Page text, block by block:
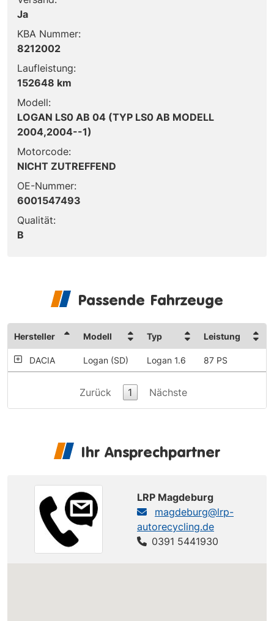
Ja
KBA Nummer:
8212002
Laufleistung:
152648 km
Modell:
LOGAN LS0 AB 04 (TYP LS0 AB MODELL
2004,2004--1)
Motorcode:
NICHT ZUTREFFEND
OE-Nummer:
6001547493
Qualität:
B
Passende Fahrzeuge
Hersteller Modell Typ Leistung
DACIA Logan (SD) Logan 1.6 87 PS
Zurück 1 Nächste
Ihr Ansprechpartner
LRP Magdeburg
magdeburg@lrp-
autorecycling.de
0391 5441930